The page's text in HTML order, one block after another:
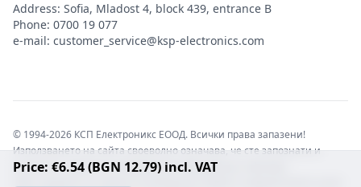
Price: €6.54 (BGN 12.79) incl. VAT
Address: Sofia, Mladost 4, block 439, entrance B
Phone: 0700 19 077
e-mail: customer_service@ksp-electronics.com
© 1994-2026 КСП Електроникс ЕООД. Всички права запазени!
Използването на сайта своеволно означава, че сте запознати и
съгласни с правната информация обвързваща софтуера.